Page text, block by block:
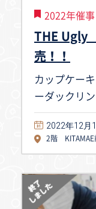
2022年催事
THE Ugly
売！！
カップケー
ーダックリ
2022年12月
2階 KITAMAE